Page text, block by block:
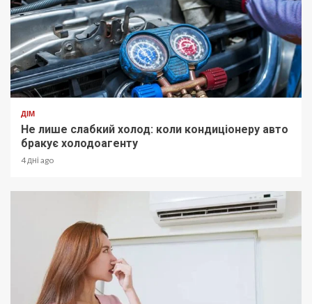
ДІМ
Не лише слабкий холод: коли кондиціонеру авто
бракує холодоагенту
4 дні ago